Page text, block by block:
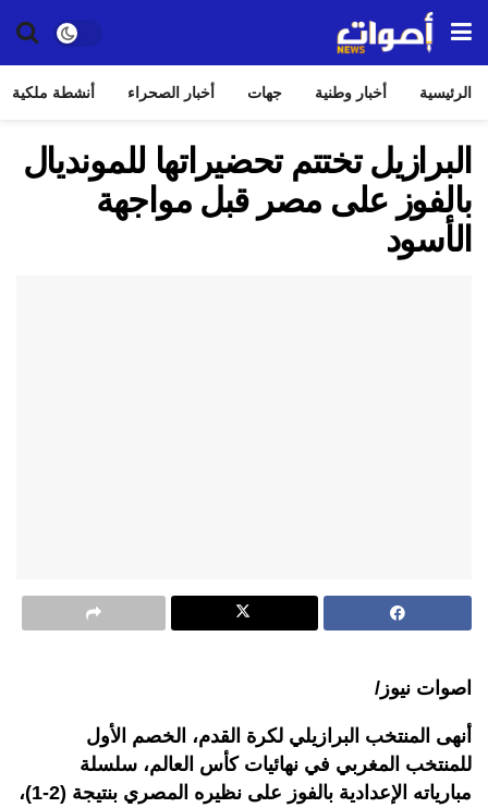
الرئيسية أخبار وطنية جهات أخبار الصحراء أنشطة ملكية
البرازيل تختتم تحضيراتها للمونديال
بالفوز على مصر قبل مواجهة
الأسود
اصوات نيوز/
أنهى المنتخب البرازيلي لكرة القدم، الخصم الأول
للمنتخب المغربي في نهائيات كأس العالم، سلسلة
مبارياته الإعدادية بالفوز على نظيره المصري بنتيجة (2-1)،